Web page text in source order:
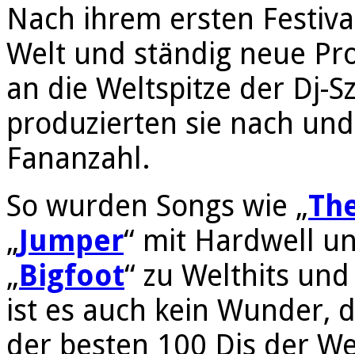
Nach ihrem ersten
Welt und ständig neue
an die Weltspitze der Dj-
produzierten sie nach
Fananzahl.
So wurden Songs wie „
„Jumper“ mit Hardwell
„Bigfoot“ zu Welthits
ist es auch kein Wunder,
der besten 100 Djs der